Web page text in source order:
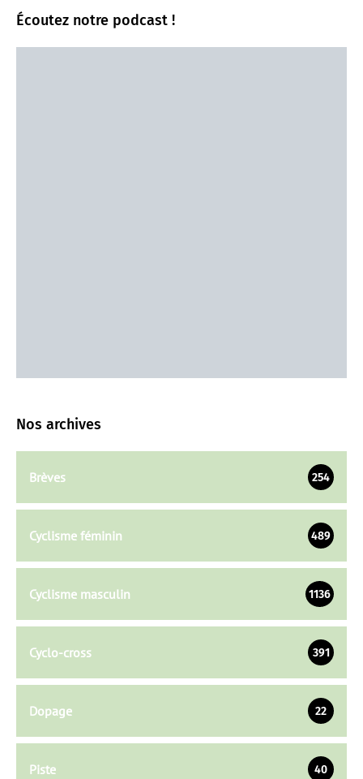
Écoutez notre podcast !
Nos archives
Brèves 254
Cyclisme féminin 489
Cyclisme masculin 1136
Cyclo-cross 391
Dopage 22
Piste 40